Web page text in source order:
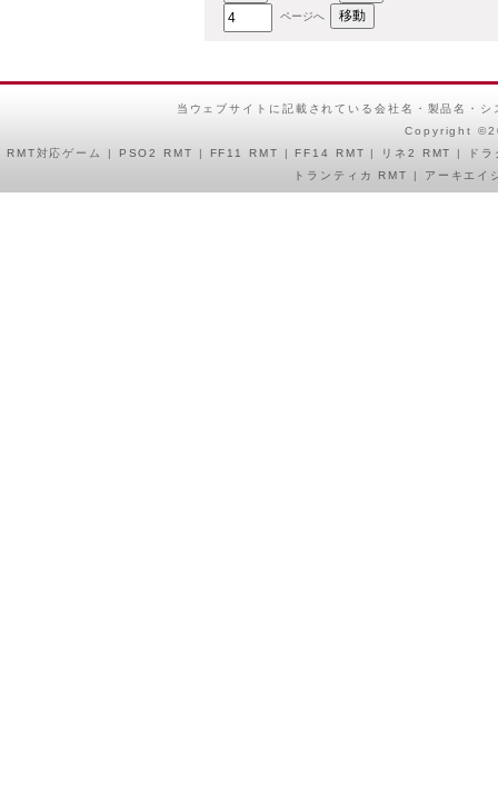
ページへ
当ウェブサイトに記載されている会社名・製品名・
Copyright
RMT対応ゲーム | PSO2 RMT | FF11 RMT |FF14 RMT | リネ2 RMT |
ド
トランティカ RMT
| アーキエイ